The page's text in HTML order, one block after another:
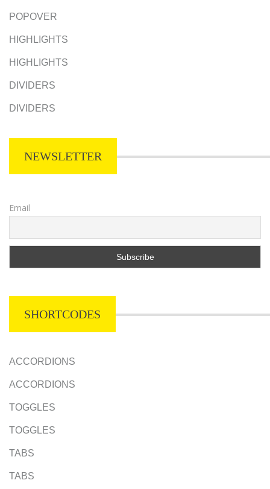
POPOVER
HIGHLIGHTS
HIGHLIGHTS
DIVIDERS
DIVIDERS
NEWSLETTER
Email
SHORTCODES
ACCORDIONS
ACCORDIONS
TOGGLES
TOGGLES
TABS
TABS